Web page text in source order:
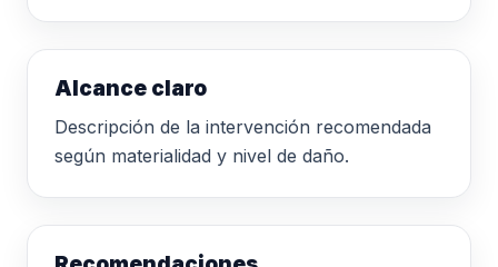
Alcance claro
Descripción de la intervención recomendada
según materialidad y nivel de daño.